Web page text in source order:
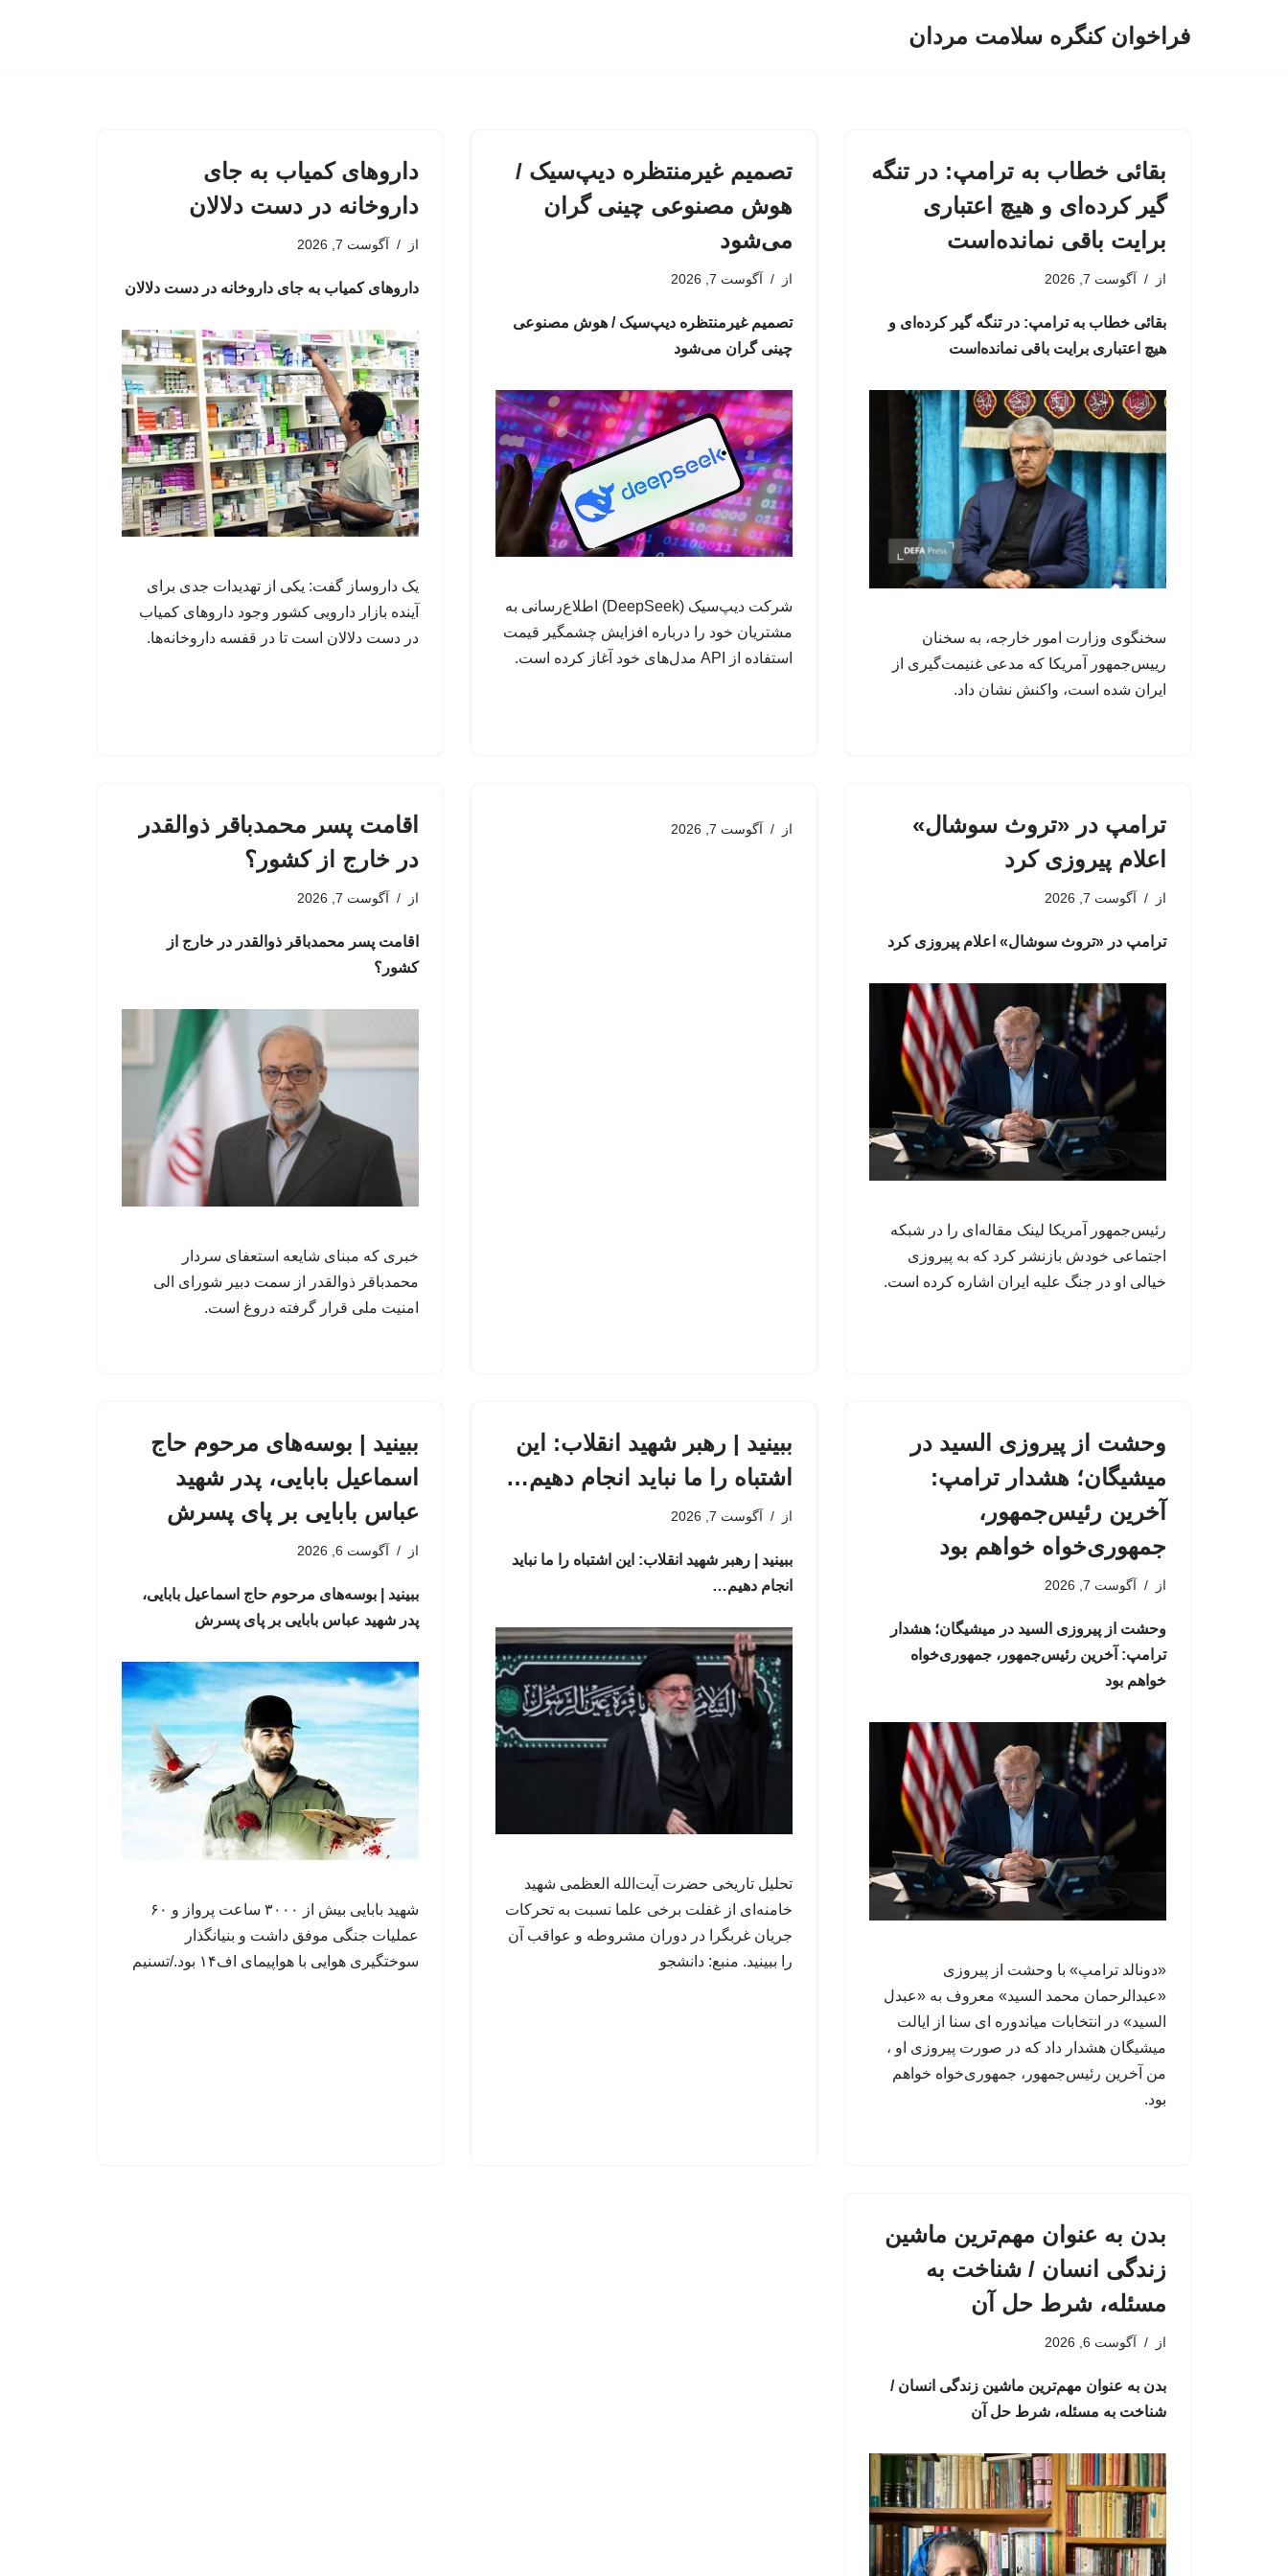
فراخوان کنگره سلامت مردان
بقائی خطاب به ترامپ: در تنگه
گیر کرده‌ای و هیچ اعتباری
برایت باقی نمانده‌است
از آگوست 7, 2026
بقائی خطاب به ترامپ: در تنگه گیر کرده‌ای و
هیچ اعتباری برایت باقی نمانده‌است
سخنگوی وزارت امور خارجه، به سخنان
رییس‌جمهور آمریکا که مدعی غنیمت‌گیری از
ایران شده است، واکنش نشان داد.
تصمیم غیرمنتظره دیپ‌سیک /
هوش مصنوعی چینی گران
می‌شود
از آگوست 7, 2026
تصمیم غیرمنتظره دیپ‌سیک / هوش مصنوعی
چینی گران می‌شود
شرکت دیپ‌سیک (DeepSeek) اطلاع‌رسانی به
مشتریان خود را درباره افزایش چشمگیر قیمت
استفاده از API مدل‌های خود آغاز کرده است.
داروهای کمیاب به جای
داروخانه در دست دلالان
از آگوست 7, 2026
داروهای کمیاب به جای داروخانه در دست دلالان
یک داروساز گفت: یکی از تهدیدات جدی برای
آینده بازار دارویی کشور وجود داروهای کمیاب
در دست دلالان است تا در قفسه داروخانه‌ها.
ترامپ در «تروث سوشال»
اعلام پیروزی کرد
از آگوست 7, 2026
ترامپ در «تروث سوشال» اعلام پیروزی کرد
رئیس‌جمهور آمریکا لینک مقاله‌ای را در شبکه
اجتماعی خودش بازنشر کرد که به پیروزی
خیالی او در جنگ علیه ایران اشاره کرده است.
از آگوست 7, 2026
اقامت پسر محمدباقر ذوالقدر
در خارج از کشور؟
از آگوست 7, 2026
اقامت پسر محمدباقر ذوالقدر در خارج از
کشور؟
خبری که مبنای شایعه استعفای سردار
محمدباقر ذوالقدر از سمت دبیر شورای الی
امنیت ملی قرار گرفته دروغ است.
وحشت از پیروزی السید در
میشیگان؛ هشدار ترامپ:
آخرین رئیس‌جمهور،
جمهوری‌خواه خواهم بود
از آگوست 7, 2026
وحشت از پیروزی السید در میشیگان؛ هشدار
ترامپ: آخرین رئیس‌جمهور، جمهوری‌خواه
خواهم بود
«دونالد ترامپ» با وحشت از پیروزی
«عبدالرحمان محمد السید» معروف به «عبدل
السید» در انتخابات میاندوره ای سنا از ایالت
میشیگان هشدار داد که در صورت پیروزی او ،
من آخرین رئیس‌جمهور، جمهوری‌‍‌خواه خواهم
بود.
ببینید | رهبر شهید انقلاب: این
اشتباه را ما نباید انجام دهیم…
از آگوست 7, 2026
ببینید | رهبر شهید انقلاب: این اشتباه را ما نباید
انجام دهیم…
تحلیل تاریخی حضرت آیت‌الله العظمی شهید
خامنه‌ای از غفلت برخی علما نسبت به تحرکات
جریان غربگرا در دوران مشروطه و عواقب آن
را ببینید. منبع: دانشجو
ببینید | بوسه‌های مرحوم حاج
اسماعیل بابایی، پدر شهید
عباس بابایی بر پای پسرش
از آگوست 6, 2026
ببینید | بوسه‌های مرحوم حاج اسماعیل بابایی،
پدر شهید عباس بابایی بر پای پسرش
شهید بابایی بیش از ۳۰۰۰ ساعت پرواز و ۶۰
عملیات جنگی موفق داشت و بنیانگذار
سوختگیری هوایی با هواپیمای اف۱۴ بود./تسنیم
بدن به عنوان مهم‌ترین ماشین
زندگی انسان / شناخت به
مسئله، شرط حل آن
از آگوست 6, 2026
بدن به عنوان مهم‌ترین ماشین زندگی انسان /
شناخت به مسئله، شرط حل آن